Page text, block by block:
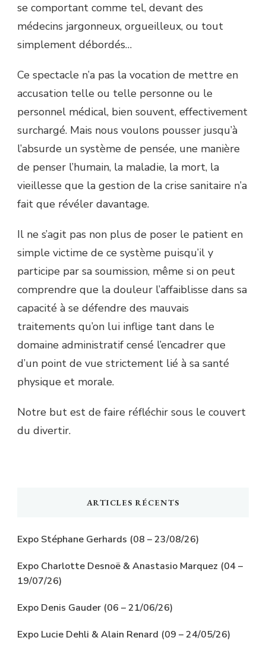
se comportant comme tel, devant des
médecins jargonneux, orgueilleux, ou tout
simplement débordés…
Ce spectacle n’a pas la vocation de mettre en
accusation telle ou telle personne ou le
personnel médical, bien souvent, effectivement
surchargé. Mais nous voulons pousser jusqu’à
l’absurde un système de pensée, une manière
de penser l’humain, la maladie, la mort, la
vieillesse que la gestion de la crise sanitaire n’a
fait que révéler davantage.
Il ne s’agit pas non plus de poser le patient en
simple victime de ce système puisqu’il y
participe par sa soumission, même si on peut
comprendre que la douleur l’affaiblisse dans sa
capacité à se défendre des mauvais
traitements qu’on lui inflige tant dans le
domaine administratif censé l’encadrer que
d’un point de vue strictement lié à sa santé
physique et morale.
Notre but est de faire réfléchir sous le couvert
du divertir.
ARTICLES RÉCENTS
Expo Stéphane Gerhards (08 – 23/08/26)
Expo Charlotte Desnoë & Anastasio Marquez (04 –
19/07/26)
Expo Denis Gauder (06 – 21/06/26)
Expo Lucie Dehli & Alain Renard (09 – 24/05/26)